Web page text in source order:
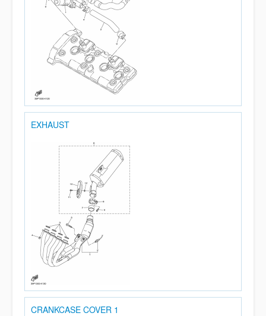
EXHAUST
CRANKCASE COVER 1